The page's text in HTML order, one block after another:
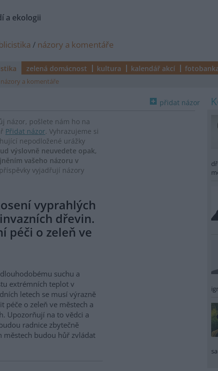
a ekologii
/ názory a komentáře
zelená domácnost kultura kalendář akcí
názory a komentáře
přidat názor
názor, pošlete nám ho na
Přidat názor. Vyhrazujeme si
nepodložené urážky
výslovně neuvedete opak,
vašeho názoru v
vyjadřují názory
vyprahlých
dřevin.
péči o zeleň ve
suchu a
extrémních teplot v
letech se musí výrazně
péče o zeleň ve městech a
Upozorňují na to vědci a
radnice zbytečně
městech budou hůř zvládat